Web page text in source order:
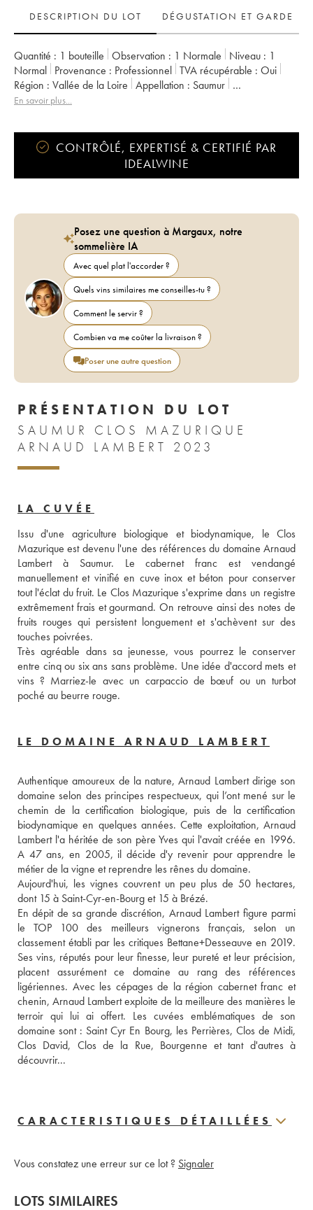
DESCRIPTION DU LOT
DÉGUSTATION ET GARDE
Quantité : 1 bouteille Observation : 1 Normale Niveau : 1
Normal
Provenance : professionnel TVA récupérable :
oui
Région :
Vallée de la Loire Appellation :
Saumur
Propriétaire :
En savoir plus...
CONTRÔLÉ, EXPERTISÉ & CERTIFIÉ PAR
IDEALWINE
Posez une question à Margaux, notre
sommelière IA
Avec quel plat l'accorder ?
Quels vins similaires me conseilles-tu ?
Comment le servir ?
Combien va me coûter la livraison ?
Poser une autre question
PRÉSENTATION DU LOT
SAUMUR CLOS MAZURIQUE
ARNAUD LAMBERT 2023
LA CUVÉE
Issu d'une agriculture biologique et biodynamique, le Clos
Mazurique est devenu l'une des références du domaine Arnaud
Lambert à Saumur. Le cabernet franc est vendangé
manuellement et vinifié en cuve inox et béton pour conserver
tout l'éclat du fruit. Le Clos Mazurique s'exprime dans un registre
extrêmement frais et gourmand. On retrouve ainsi des notes de
fruits rouges qui persistent longuement et s'achèvent sur des
touches poivrées.
Très agréable dans sa jeunesse, vous pourrez le conserver
entre cinq ou six ans sans problème. Une idée d'accord mets et
vins ? Marriez-le avec un carpaccio de bœuf ou un turbot
LE DOMAINE ARNAUD LAMBERT
Authentique amoureux de la nature, Arnaud Lambert dirige son
domaine selon des principes respectueux, qui l’ont mené sur le
chemin de la certification biologique, puis de la certification
biodynamique en quelques années. Cette exploitation, Arnaud
Lambert l'a héritée de son père Yves qui l'avait créée en 1996.
A 47 ans, en 2005, il décide d'y revenir pour apprendre le
métier de la vigne et reprendre les rênes du domaine.
Aujourd'hui, les vignes couvrent un peu plus de 50 hectares,
dont 15 à Saint-Cyr-en-Bourg et 15 à Brézé.
En dépit de sa grande discrétion, Arnaud Lambert figure parmi
le TOP 100 des meilleurs vignerons français, selon un
classement établi par les critiques Bettane+Desseauve en 2019.
Ses vins, réputés pour leur finesse, leur pureté et leur précision,
placent assurément ce domaine au rang des références
ligériennes. Avec les cépages de la région cabernet franc et
chenin, Arnaud Lambert exploite de la meilleure des manières le
terroir qui lui ai offert. Les cuvées emblématiques de son
domaine sont : Saint Cyr En Bourg, les Perrières, Clos de Midi,
Clos David, Clos de la Rue, Bourgenne et tant d'autres à
découvrir...
CARACTERISTIQUES DÉTAILLÉES
Vous constatez une erreur sur ce lot ? Signaler
LOTS SIMILAIRES